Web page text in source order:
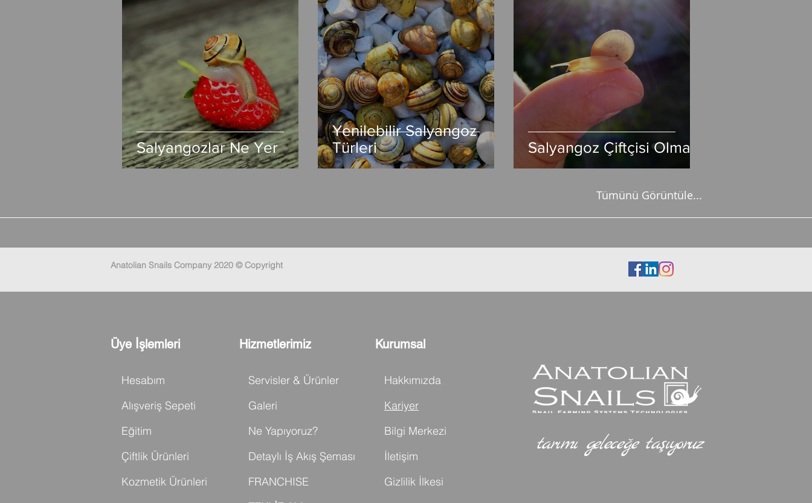
Salyangozlar Ne Yer
Yenilebilir Salyangoz
Türleri
Salyangoz Çiftçisi Olmak
Tümünü Görüntüle...
Anatolian Snails Company 2020 © Copyright
Üye İşlemleri Hizmetlerimiz
Hesabım
Alışveriş Sepeti
Eğitim
Çiftlik Ürünleri
Kozmetik Ürünleri
Servisler & Ürünler
Galeri
Ne Yapıyoruz?
Detaylı İş Akış Şeması
FRANCHISE
Kurumsal
Hakkımızda
Kariyer
Bilgi Merkezi
İletişim
Gizlilik İlkesi
tarımı geleceğe taşıyoruz